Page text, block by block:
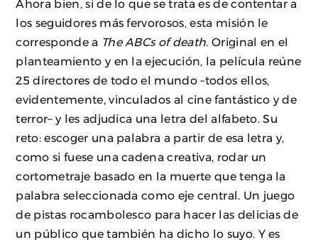
Ahora bien, si de lo que se trata es de contentar a
los seguidores más fervorosos, esta misión le
corresponde a The ABCs of death . Original en el
planteamiento y en la ejecución, la película reúne
25 directores de todo el mundo –todos ellos,
evidentemente, vinculados al cine fantástico y de
terror– y les adjudica una letra del alfabeto. Su
reto: escoger una palabra a partir de esa letra y,
como si fuese una cadena creativa, rodar un
cortometraje basado en la muerte que tenga la
palabra seleccionada como eje central. Un juego
de pistas rocambolesco para hacer las delicias de
un público que también ha dicho lo suyo. Y es